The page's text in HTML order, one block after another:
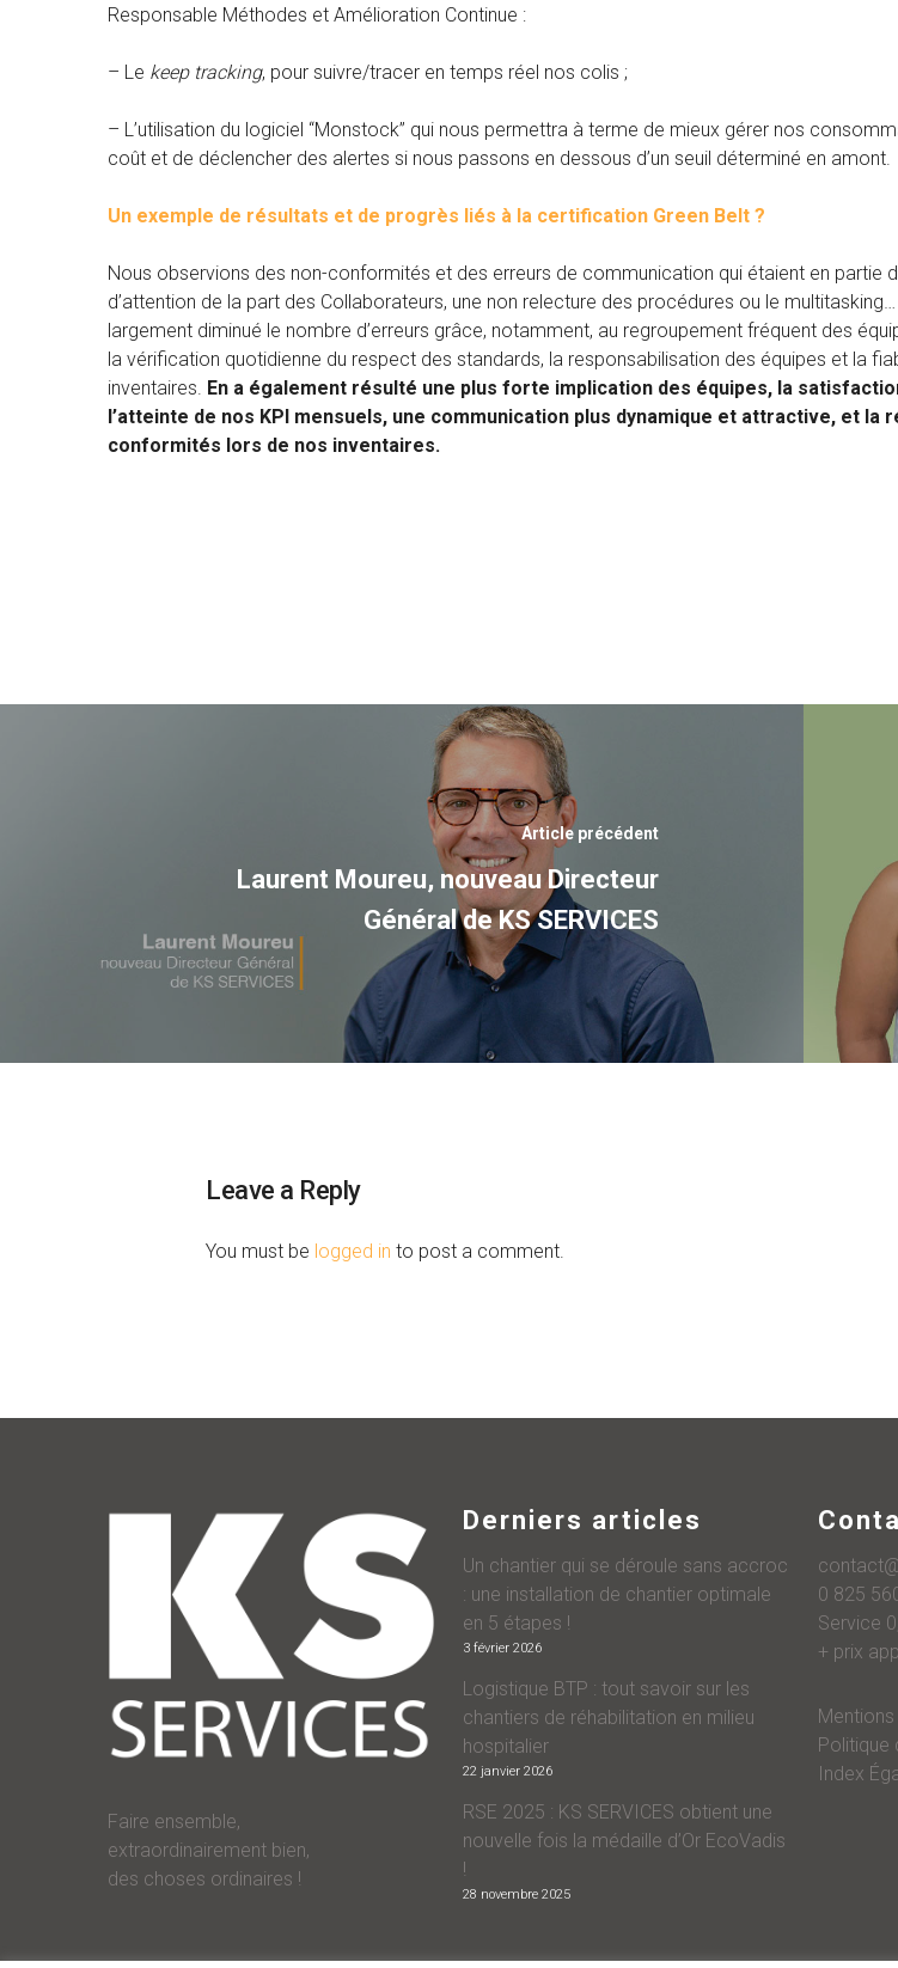
Responsable Méthodes et Amélioration Continue :
– Le keep tracking, pour suivre/tracer en temps réel nos colis ;
– L’utilisation du logiciel “Monstock” qui nous permettra à terme de mieux gérer nos
coût et de déclencher des alertes si nous passons en dessous d’un seuil déterminé en amont.
Un exemple de résultats et de progrès liés à la certification Green Belt ?
Nous observions des non-conformités et des erreurs de communication qui étaient en partie
d’attention de la part des Collaborateurs, une non relecture des procédures ou le
largement diminué le nombre d’erreurs grâce, notamment, au regroupement fréquent des
la vérification quotidienne du respect des standards, la responsabilisation des équipes et la
inventaires. En a également résulté une plus forte implication des équipes, la
l’atteinte de nos KPI mensuels, une communication plus dynamique et attractive, et la
conformités lors de nos inventaires.
Article précédent
Laurent Moureu, nouveau Directeur
Général de KS SERVICES
Leave a Reply
You must be logged in to post a comment.
Faire ensemble,
extraordinairement bien,
des choses ordinaires !
Derniers articles
Un chantier qui se déroule sans accroc
: une installation de chantier optimale
en 5 étapes !
3 février 2026
Logistique BTP : tout savoir sur les
chantiers de réhabilitation en milieu
hospitalier
22 janvier 2026
RSE 2025 : KS SERVICES obtient une
nouvelle fois la médaille d’Or EcoVadis
!
28 novembre 2025
0 825
Service
+ prix
Politique
Index